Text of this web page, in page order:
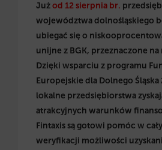
Jużod 12 sierpnia br.
województwa dolnośląskiego
ubiegać się o
unijne z BGK, przeznaczone
Dzięki wsparciu z programu
Europejskie dla Dolnego Śląska
lokalne przedsiębiorstwa
atrakcyjnych warunków
Fintaxis są gotowi pomóc w
weryfikacji możliwości